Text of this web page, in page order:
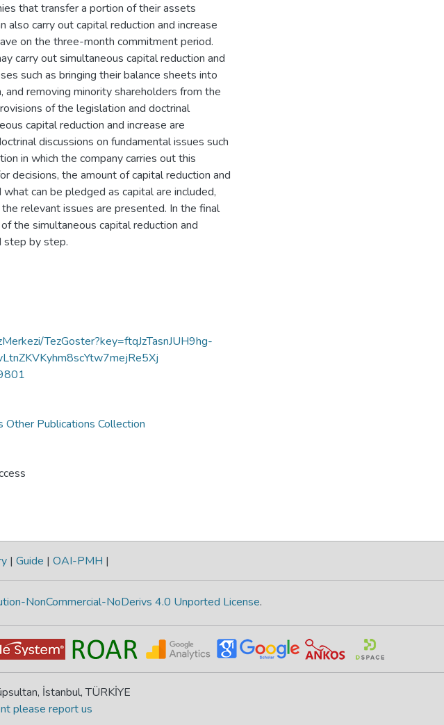
that transfer a portion of their assets
also carry out capital reduction and increase
on the three-month commitment period.
carry out simultaneous capital reduction and
such as bringing their balance sheets into
removing minority shareholders from the
of the legislation and doctrinal
capital reduction and increase are
discussions on fundamental issues such
in which the company carries out this
decisions, the amount of capital reduction and
can be pledged as capital are included,
relevant issues are presented. In the final
the simultaneous capital reduction and
step by step.
TezGoster?key=ftqJzTasnJUH9hg-
Publications Collection
| Guide | OAI-PMH |
NonCommercial-NoDerivs 4.0 Unported License.
İstanbul, TÜRKİYE
please report us